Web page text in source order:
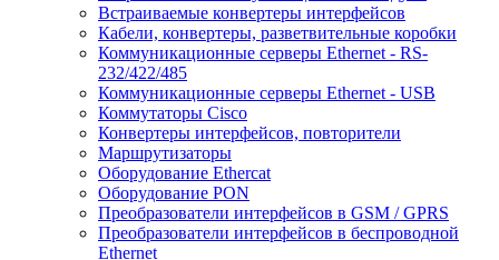
Встраиваемые конвертеры интерфейсов
Кабели, конвертеры, разветвительные коробки
Коммуникационные серверы Ethernet - RS-
232/422/485
Коммуникационные серверы Ethernet - USB
Коммутаторы Cisco
Конвертеры интерфейсов, повторители
Маршрутизаторы
Оборудование Ethercat
Оборудование PON
Преобразователи интерфейсов в GSM / GPRS
Преобразователи интерфейсов в беспроводной
Ethernet